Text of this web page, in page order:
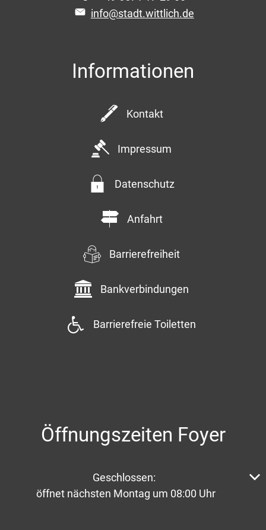
info@stadt.wittlich.de
Informationen
Kontakt
Impressum
Datenschutz
Anfahrt
Barrierefreiheit
Bankverbindungen
Barrierefreie Toiletten
Öffnungszeiten Foyer
Klicken, um weitere Öffnungs- oder Schließzeiten
Geschlossen:
öffnet nächsten Montag um 08:00 Uhr